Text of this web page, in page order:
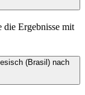
die Ergebnisse mit
(Brasil) nach